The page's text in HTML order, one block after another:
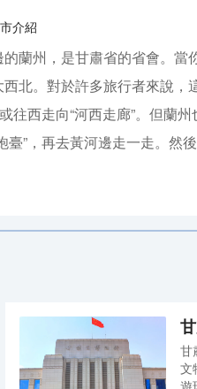
介紹
蘭州，是甘肅省的省會。
西北。對於許多旅行者來說
往西走向“河西走廊”。但蘭
臺”，再去黃河邊走一走。然
甘
文
遊